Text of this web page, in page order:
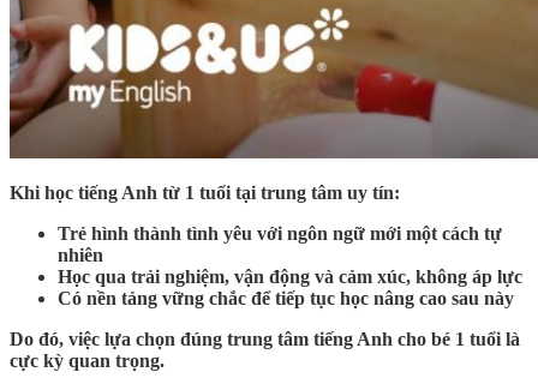
Khi học tiếng Anh từ 1 tuổi tại trung tâm uy tín:
Trẻ hình thành tình yêu với ngôn ngữ mới một cách tự
nhiên
Học qua trải nghiệm, vận động và cảm xúc, không áp lực
Có nền tảng vững chắc để tiếp tục học nâng cao sau này
Do đó, việc lựa chọn đúng trung tâm tiếng Anh cho bé 1 tuổi là
cực kỳ quan trọng.